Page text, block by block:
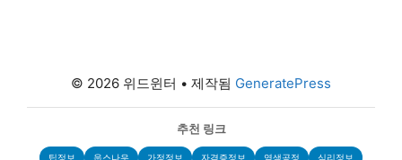
© 2026 위드윈터 • 제작됨 GeneratePress
추천 링크
팁정보 웁스나우 가정정보 자격증정보 염색공정 심리정보